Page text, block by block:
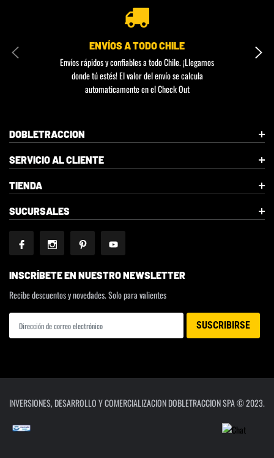
ENVÍOS A TODO CHILE
Envíos rápidos y confiables a todo Chile. ¡Llegamos
donde tú estés! El valor del envío se calcula
automaticamente en el Check Out
DOBLETRACCION
SERVICIO AL CLIENTE
TIENDA
SUCURSALES
INSCRÍBETE EN NUESTRO NEWSLETTER
Recibe descuentos y novedades. Solo para valientes
INVERSIONES, DESARROLLO Y COMERCIALIZACION DOBLETRACCION SPA © 2023.